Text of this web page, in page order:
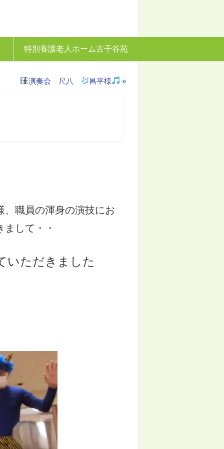
特別養護老人ホーム古千谷苑
演奏会 尺八 昌平様 »
、職員の渾身の演技にお
して・・
いただきました